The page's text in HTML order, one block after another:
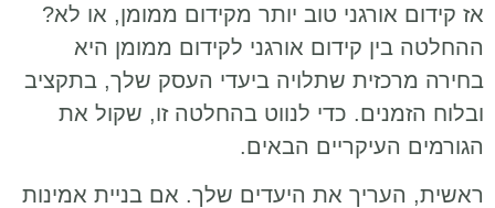
אז קידום אורגני טוב יותר מקידום ממומן, או לא?
ההחלטה בין קידום אורגני לקידום ממומן היא
בחירה מרכזית שתלויה ביעדי העסק שלך, בתקציב
ובלוח הזמנים. כדי לנווט בהחלטה זו, שקול את
הגורמים העיקריים הבאים.
ראשית, העריך את היעדים שלך. אם בניית אמינות